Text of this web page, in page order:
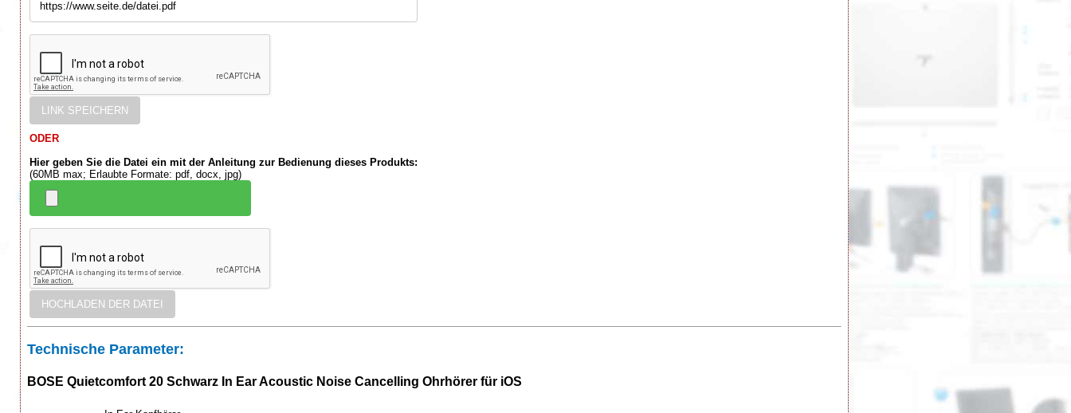
ODER
Hier geben Sie die Datei ein mit der Anleitung zur Bedienung dieses Produkts:
(60MB max; Erlaubte Formate: pdf, docx, jpg)
Technische Parameter:
BOSE Quietcomfort 20 Schwarz In Ear Acoustic Noise Cancelling Ohrhörer für iOS